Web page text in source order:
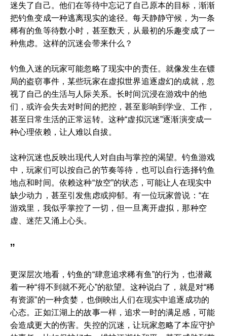
迷失了自己。他们在等待中忘记了自己原本的目标，渐渐
把钓鱼变成一种逃离现实的途径。每天静静守候，为一条
稀有的鱼等待数小时，甚至数天，从最初的乐趣变成了一
种焦虑。这样的沉迷会带来什么？
钓鱼入迷的玩家可能忽略了现实中的责任。就像发生在镖
局的盗窃事件，某些玩家在虚拟世界追逐虚幻的成就，忽
视了自己的生活与人际关系。长时间沉浸在游戏中的他
们，或许会失去对时间的把控，甚至影响到学业、工作，
甚至日常生活的正常运转。这种“虚拟沉迷”逐渐演变成一
种心理依赖，让人难以自拔。
这种沉迷也反映出现代人对自由与掌控的渴望。钓鱼游戏
中，玩家们可以按自己的节奏等待，也可以自行选择钓鱼
地点和时间。依赖这种“放空”的状态，可能让人在现实中
缺少动力，甚至引发焦虑或抑郁。有一位玩家曾说：“在
游戏里，我似乎掌控了一切，但一旦离开虚拟，那种空
虚、迷茫又涌上心头。
”
更深层次地看，钓鱼的“肆意追求稀有鱼”的行为，也潜藏
着一种“得不到就不死心”的欲望。这种说白了，就是对“稀
有资源”的一种贪婪，也倒映出人们在现实中追逐成功的
心态。正如江湖上的故事一样，追求一时的满足感，可能
会造成更大的伤害。失控的沉迷，让玩家忽略了本应守护